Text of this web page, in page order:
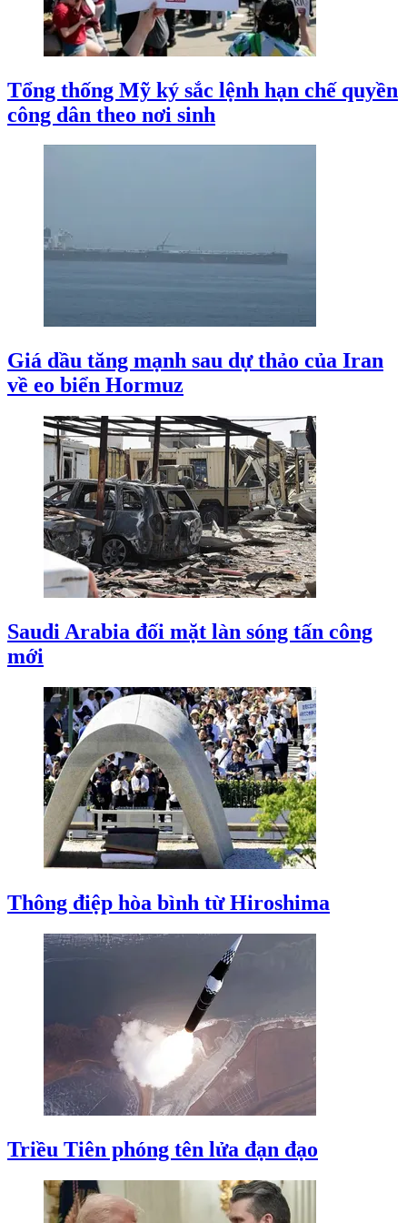
Tổng thống Mỹ ký sắc lệnh hạn chế quyền
công dân theo nơi sinh
Giá dầu tăng mạnh sau dự thảo của Iran
về eo biển Hormuz
Saudi Arabia đối mặt làn sóng tấn công
mới
Thông điệp hòa bình từ Hiroshima
Triều Tiên phóng tên lửa đạn đạo